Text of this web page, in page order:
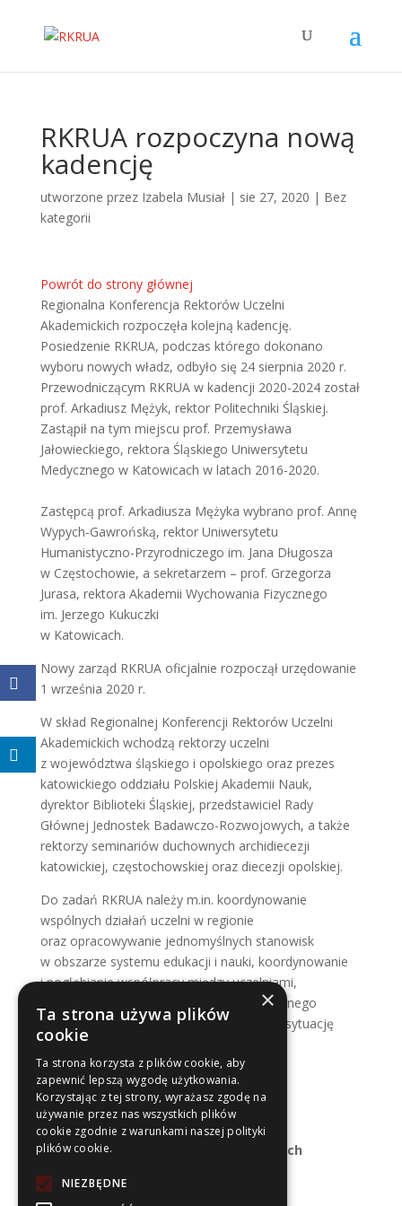
RKRUA rozpoczyna nową
kadencję
utworzone przez Izabela Musiał| sie 27, 2020 | Bez
kategorii
Powrót do strony głównej
Regionalna Konferencja Rektorów Uczelni
Akademickich rozpoczęła kolejną kadencję.
Posiedzenie RKRUA, podczas którego dokonano
wyboru nowych władz, odbyło się 24 sierpnia 2020 r.
Przewodniczącym RKRUA w kadencji 2020-2024 został
prof. Arkadiusz Mężyk, rektor Politechniki Śląskiej.
Zastąpił na tym miejscu prof. Przemysława
Jałowieckiego, rektora Śląskiego Uniwersytetu
Medycznego w Katowicach w latach 2016-2020.
Zastępcą prof. Arkadiusza Mężyka wybrano prof. Annę
Wypych-Gawrońską, rektor Uniwersytetu
Humanistyczno-Przyrodniczego im. Jana Długosza
w Częstochowie, a sekretarzem – prof. Grzegorza
Jurasa, rektora Akademii Wychowania Fizycznego
im. Jerzego Kukuczki
w Katowicach.
Nowy zarząd RKRUA oficjalnie rozpoczął urzędowanie
1 września 2020 r.
W skład Regionalnej Konferencji Rektorów Uczelni
Akademickich wchodzą rektorzy uczelni
z województwa śląskiego i opolskiego oraz prezes
katowickiego oddziału Polskiej Akademii Nauk,
dyrektor Biblioteki Śląskiej, przedstawiciel Rady
Głównej Jednostek Badawczo-Rozwojowych, a także
rektorzy seminariów duchownych archidiecezji
katowickiej, częstochowskiej oraz diecezji opolskiej.
Do zadań RKRUA należy m.in. koordynowanie
wspólnych działań uczelni w regionie
oraz opracowywanie jednomyślnych stanowisk
w obszarze systemu edukacji i nauki, koordynowanie
i pogłębianie współpracy między uczelniami,
a w najbliższym czasie wypracowanie spójnego
sposobu reagowania na pogarszającą się sytuację
w związku z pandemią koronawirusa.
Sekretariat RKRUA
Uniwersytet Ekonomiczny w Katowicach
ul. 1 Maja 50
×
Ta strona używa plików
cookie
Ta strona korzysta z plików cookie, aby
zapewnić lepszą wygodę użytkowania.
Korzystając z tej strony, wyrażasz zgodę na
używanie przez nas wszystkich plików
cookie zgodnie z warunkami naszej polityki
plików cookie.
NIEZBĘDNE